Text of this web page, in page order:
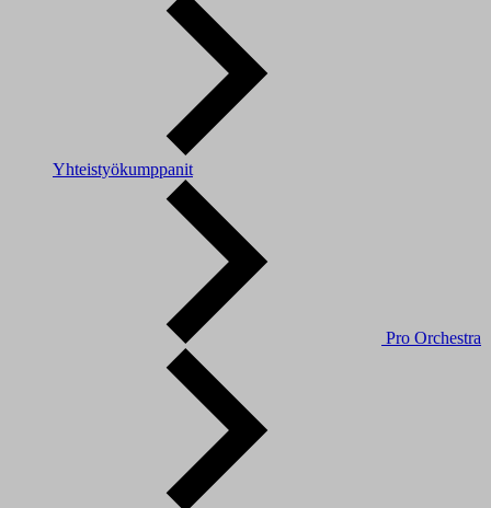
Yhteistyökumppanit
Pro Orchestra